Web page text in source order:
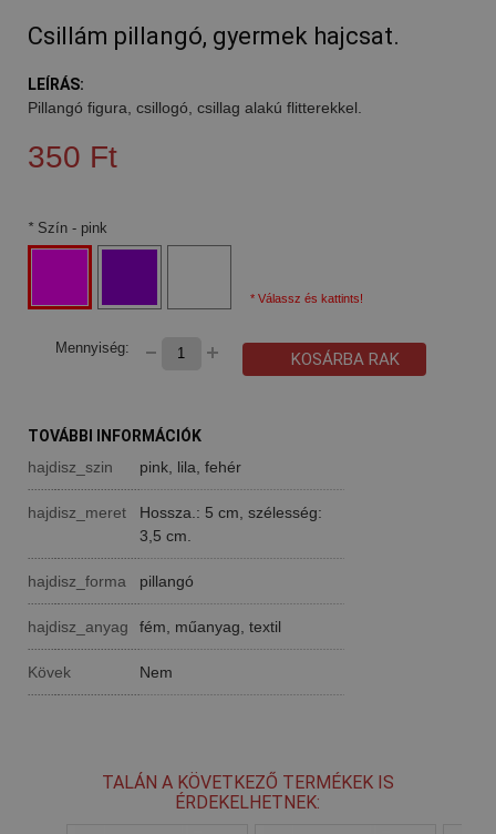
Csillám pillangó, gyermek hajcsat.
LEÍRÁS:
Pillangó figura, csillogó, csillag alakú flitterekkel.
350 Ft
* Szín - pink
* Válassz és kattints!
Mennyiség:
KOSÁRBA RAK
TOVÁBBI INFORMÁCIÓK
hajdisz_szin
pink, lila, fehér
hajdisz_meret
Hossza.: 5 cm, szélesség:
3,5 cm.
hajdisz_forma pillangó
hajdisz_anyag fém, műanyag, textil
Kövek Nem
TALÁN A KÖVETKEZŐ TERMÉKEK IS
ÉRDEKELHETNEK: